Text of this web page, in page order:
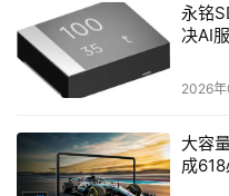
NetApp上周末在贵州召
策，同时也把其一直使用
不是这样看起来更像是
的2004年度合作伙伴大
湾地区的NetApp各渠道
永铭
决AI
2026
大容
成